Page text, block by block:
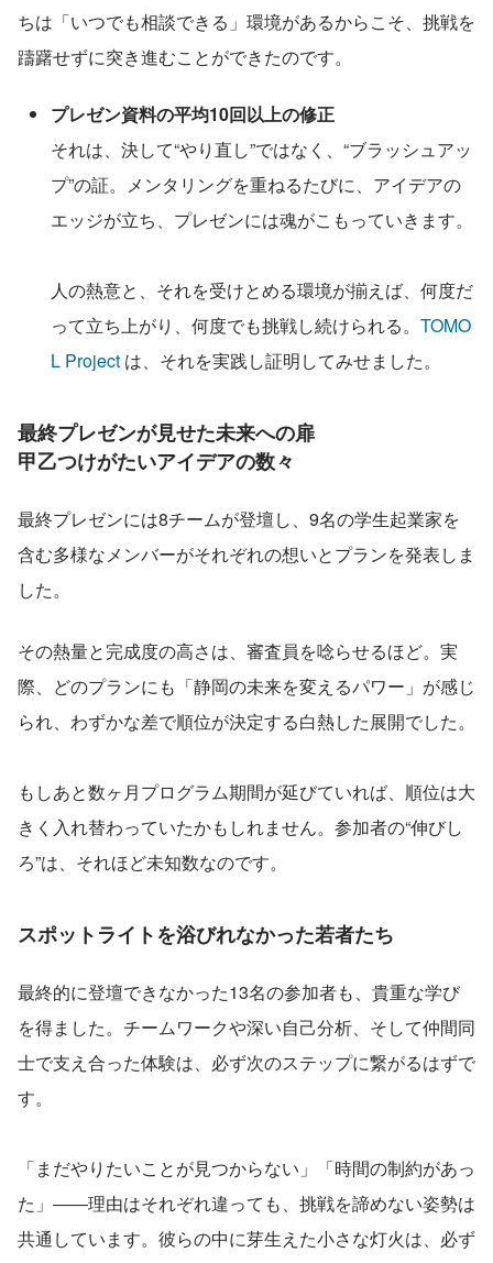
ちは「いつでも相談できる」環境があるからこそ、挑戦を
躊躇せずに突き進むことができたのです。
プレゼン資料の平均10回以上の修正
それは、決して“やり直し”ではなく、“ブラッシュアッ
プ”の証。メンタリングを重ねるたびに、アイデアの
エッジが立ち、プレゼンには魂がこもっていきます。
人の熱意と、それを受けとめる環境が揃えば、何度だ
って立ち上がり、何度でも挑戦し続けられる。 TOMO
L Project は、それを実践し証明してみせました。
最終プレゼンが見せた未来への扉
甲乙つけがたいアイデアの数々
最終プレゼンには8チームが登壇し、9名の学生起業家を
含む多様なメンバーがそれぞれの想いとプランを発表しま
した。
その熱量と完成度の高さは、審査員を唸らせるほど。実
際、どのプランにも「静岡の未来を変えるパワー」が感じ
られ、わずかな差で順位が決定する白熱した展開でした。
もしあと数ヶ月プログラム期間が延びていれば、順位は大
きく入れ替わっていたかもしれません。参加者の“伸びし
ろ”は、それほど未知数なのです。
スポットライトを浴びれなかった若者たち
最終的に登壇できなかった13名の参加者も、貴重な学び
を得ました。チームワークや深い自己分析、そして仲間同
士で支え合った体験は、必ず次のステップに繋がるはずで
す。
「まだやりたいことが見つからない」「時間の制約があっ
た」――理由はそれぞれ違っても、挑戦を諦めない姿勢は
共通しています。彼らの中に芽生えた小さな灯火は、必ず